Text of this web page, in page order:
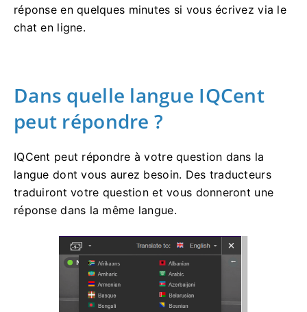
réponse en quelques minutes si vous écrivez via le
chat en ligne.
Dans quelle langue IQCent
peut répondre ?
IQCent peut répondre à votre question dans la
langue dont vous aurez besoin. Des traducteurs
traduiront votre question et vous donneront une
réponse dans la même langue.